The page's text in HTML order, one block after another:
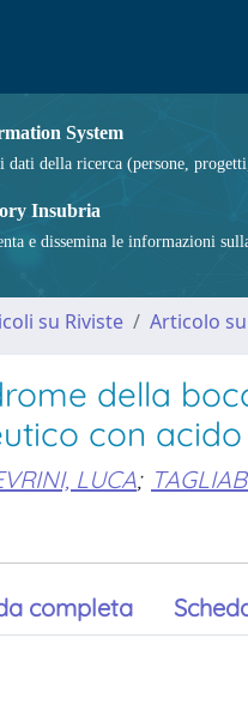
System
dati della ricerca (persone,
Insubria
e dissemina le informazioni
su Riviste Articolo
della
con
LUCA;
completa